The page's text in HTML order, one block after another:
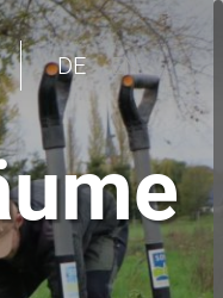
DE EN